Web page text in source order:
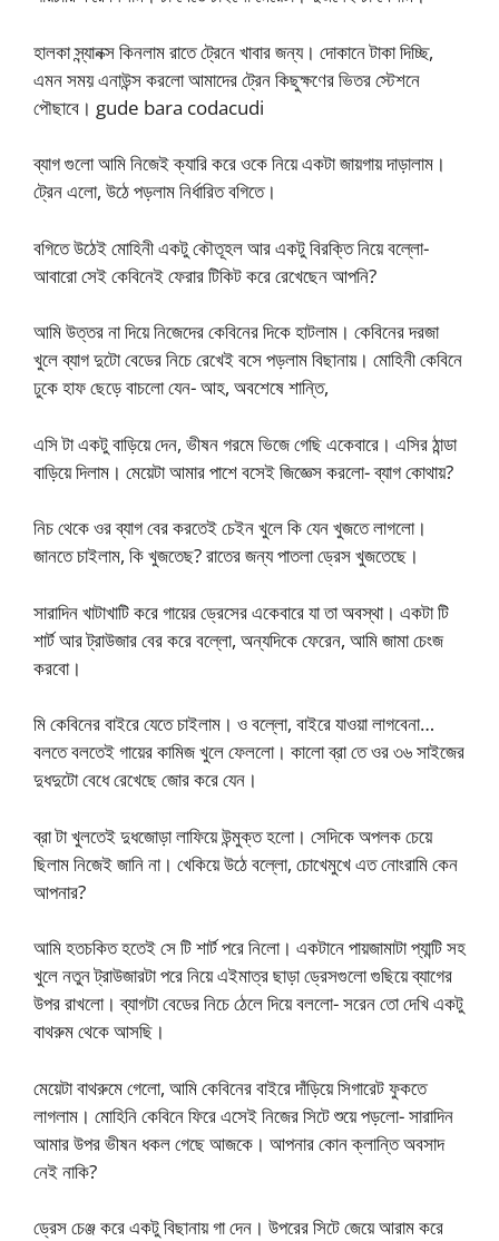
হালকা স্ন্যানক্স কিনলাম রাতে ট্রেনে খাবার জন্য। দোকানে টাকা দিচ্ছি,
এমন সময় এনাউন্স করলো আমাদের ট্রেন কিছুক্ষণের ভিতর স্টেশনে
পৌছাবে। gude bara codacudi
ব্যাগ গুলো আমি নিজেই ক্যারি করে ওকে নিয়ে একটা জায়গায় দাড়ালাম।
ট্রেন এলো, উঠে পড়লাম নির্ধারিত বগিতে।
বগিতে উঠেই মোহিনী একটু কৌতূহল আর একটু বিরক্তি নিয়ে বল্লো-
আবারো সেই কেবিনেই ফেরার টিকিট করে রেখেছেন আপনি?
আমি উত্তর না দিয়ে নিজেদের কেবিনের দিকে হাটলাম। কেবিনের দরজা
খুলে ব্যাগ দুটো বেডের নিচে রেখেই বসে পড়লাম বিছানায়। মোহিনী কেবিনে
ঢুকে হাফ ছেড়ে বাচলো যেন- আহ, অবশেষে শান্তি,
এসি টা একটু বাড়িয়ে দেন, ভীষন গরমে ভিজে গেছি একেবারে। এসির ঠান্ডা
বাড়িয়ে দিলাম। মেয়েটা আমার পাশে বসেই জিজ্ঞেস করলো- ব্যাগ কোথায়?
নিচ থেকে ওর ব্যাগ বের করতেই চেইন খুলে কি যেন খুজতে লাগলো।
জানতে চাইলাম, কি খুজতেছ? রাতের জন্য পাতলা ড্রেস খুজতেছে।
সারাদিন খাটাখাটি করে গায়ের ড্রেসের একেবারে যা তা অবস্থা। একটা টি
শার্ট আর ট্রাউজার বের করে বল্লো, অন্যদিকে ফেরেন, আমি জামা চেংজ
করবো।
মি কেবিনের বাইরে যেতে চাইলাম। ও বল্লো, বাইরে যাওয়া লাগবেনা…
বলতে বলতেই গায়ের কামিজ খুলে ফেললো। কালো ব্রা তে ওর ৩৬ সাইজের
দুধদুটো বেধে রেখেছে জোর করে যেন।
ব্রা টা খুলতেই দুধজোড়া লাফিয়ে উন্মুক্ত হলো। সেদিকে অপলক চেয়ে
ছিলাম নিজেই জানি না। খেকিয়ে উঠে বল্লো, চোখেমুখে এত নোংরামি কেন
আপনার?
আমি হতচকিত হতেই সে টি শার্ট পরে নিলো। একটানে পায়জামাটা প্যান্টি সহ
খুলে নতুন ট্রাউজারটা পরে নিয়ে এইমাত্র ছাড়া ড্রেসগুলো গুছিয়ে ব্যাগের
উপর রাখলো। ব্যাগটা বেডের নিচে ঠেলে দিয়ে বললো- সরেন তো দেখি একটু
বাথরুম থেকে আসছি।
মেয়েটা বাথরুমে গেলো, আমি কেবিনের বাইরে দাঁড়িয়ে সিগারেট ফুকতে
লাগলাম। মোহিনি কেবিনে ফিরে এসেই নিজের সিটে শুয়ে পড়লো- সারাদিন
আমার উপর ভীষন ধকল গেছে আজকে। আপনার কোন ক্লান্তি অবসাদ
নেই নাকি?
ড্রেস চেঞ্জ করে একটু বিছানায় গা দেন। উপরের সিটে জেয়ে আরাম করে